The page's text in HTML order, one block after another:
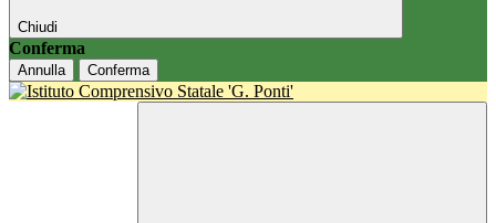
Chiudi
Conferma
Annulla Conferma